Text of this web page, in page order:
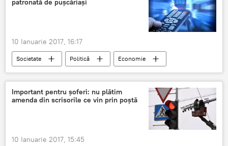
patronată de pușcăriași
10 Ianuarie 2017, 16:17
Societate Politică
Economie
București
Sebastian Ghiță
Cozmin Gușă
Dan Voiculescu
Adrian Sârbu
Sorin Vântu
Important pentru șoferi: nu plătim
amenda din scrisorile ce vin prin poștă
10 Ianuarie 2017, 15:45